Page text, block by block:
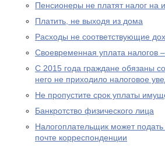
Пенсионеры не платят налог на
Платить, не выходя из дома
Расходы не соответствующие
Своевременная уплата налогов
С 2015 года граждане обязаны
него не приходило налоговое
Не пропустите срок уплаты
Банкротство физического лица
Налогоплательщик может
почте корреспонденции